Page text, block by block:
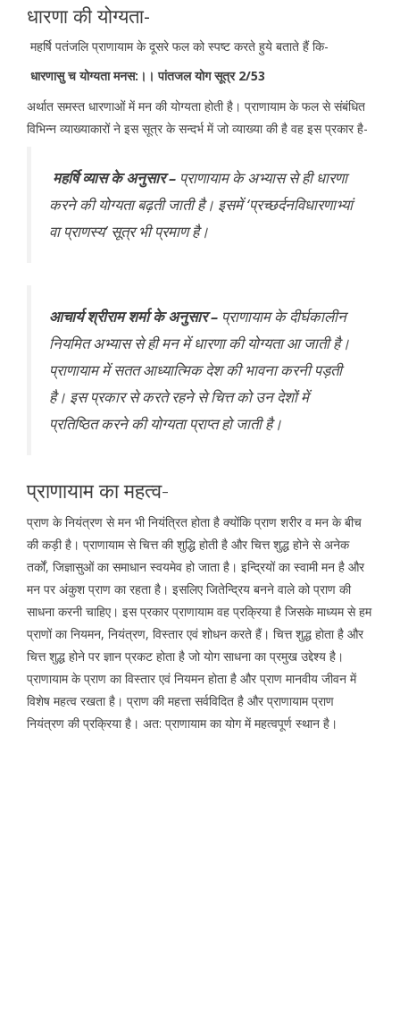
धारणा की योग्यता-
महर्षि पतंजलि प्राणायाम के दूसरे फल को स्पष्ट करते हुये बताते हैं कि-
धारणासु च योग्यता मनस:।। पांतजल योग सूत्र 2/53
अर्थात समस्त धारणाओं में मन की योग्यता होती है। प्राणायाम के फल से संबंधित
विभिन्न व्याख्याकारों ने इस सूत्र के सन्दर्भ में जो व्याख्या की है वह इस प्रकार है-
महर्षि व्यास के अनुसार – प्राणायाम के अभ्यास से ही धारणा
करने की योग्यता बढ़ती जाती है। इसमें ‘प्रच्छर्दनविधारणाभ्यां
वा प्राणस्य’ सूत्र भी प्रमाण है।
आचार्य श्रीराम शर्मा के अनुसार – प्राणायाम के दीर्घकालीन
नियमित अभ्यास से ही मन में धारणा की योग्यता आ जाती है।
प्राणायाम में सतत आध्यात्मिक देश की भावना करनी पड़ती
है। इस प्रकार से करते रहने से चित्त को उन देशों में
प्रतिष्ठित करने की योग्यता प्राप्त हो जाती है।
प्राणायाम का महत्व-
प्राण के नियंत्रण से मन भी नियंत्रित होता है क्योंकि प्राण शरीर व मन के बीच
की कड़ी है। प्राणायाम से चित्त की शुद्धि होती है और चित्त शुद्ध होने से अनेक
तर्कों, जिज्ञासुओं का समाधान स्वयमेव हो जाता है। इन्द्रियों का स्वामी मन है और
मन पर अंकुश प्राण का रहता है। इसलिए जितेन्द्रिय बनने वाले को प्राण की
साधना करनी चाहिए। इस प्रकार प्राणायाम वह प्रक्रिया है जिसके माध्यम से हम
प्राणों का नियमन, नियंत्रण, विस्तार एवं शोधन करते हैं। चित्त शुद्ध होता है और
चित्त शुद्ध होने पर ज्ञान प्रकट होता है जो योग साधना का प्रमुख उद्देश्य है।
प्राणायाम के प्राण का विस्तार एवं नियमन होता है और प्राण मानवीय जीवन में
विशेष महत्व रखता है। प्राण की महत्ता सर्वविदित है और प्राणायाम प्राण
नियंत्रण की प्रक्रिया है। अत: प्राणायाम का योग में महत्वपूर्ण स्थान है।